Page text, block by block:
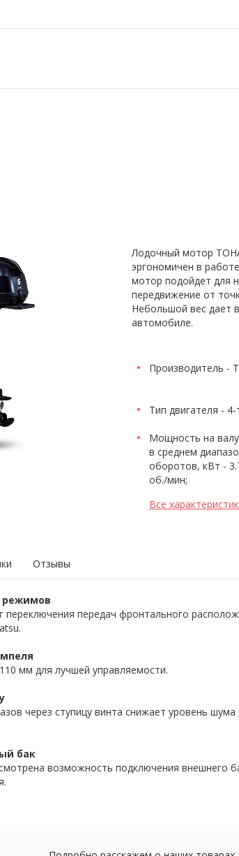
Лодочный мотор
эргономичен в
мотор подойдет для
передвижение от
Небольшой вес дает
автомобиле.
Производитель -
Тип двигателя -
Мощность на
в среднем
оборотов, кВт -
об./мин;
Все
Отзывы
режимов
переключения передач фронтального
мм для лучшей управляемости.
через ступицу винта снижает уровень
бак
возможность подключения внешнего